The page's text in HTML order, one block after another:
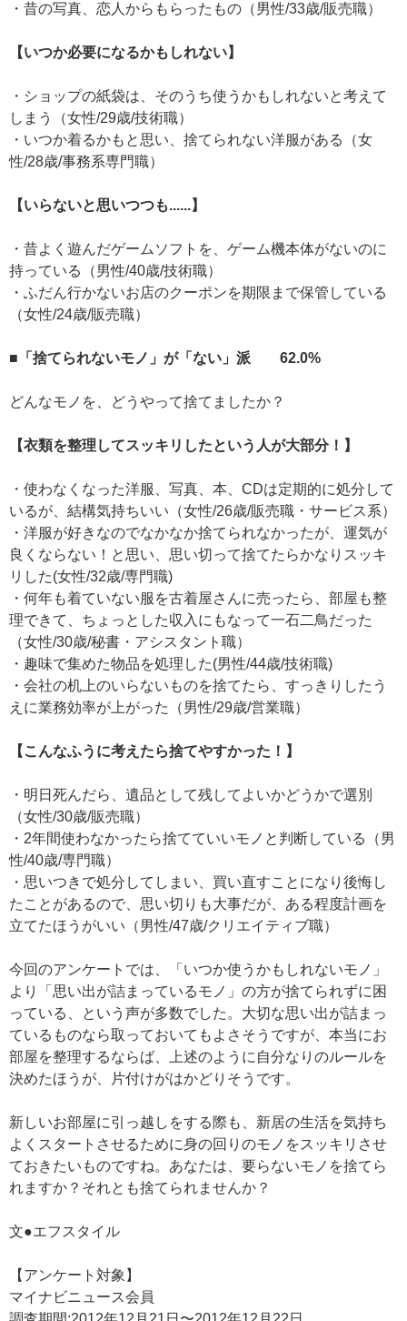
・昔の写真、恋人からもらったもの（男性/33歳/販売職）
【いつか必要になるかもしれない】
・ショップの紙袋は、そのうち使うかもしれないと考えて
しまう（女性/29歳/技術職）
・いつか着るかもと思い、捨てられない洋服がある（女
性/28歳/事務系専門職）
【いらないと思いつつも......】
・昔よく遊んだゲームソフトを、ゲーム機本体がないのに
持っている（男性/40歳/技術職）
・ふだん行かないお店のクーポンを期限まで保管している
（女性/24歳/販売職）
■「捨てられないモノ」が「ない」派 62.0%
どんなモノを、どうやって捨てましたか？
【衣類を整理してスッキリしたという人が大部分！】
・使わなくなった洋服、写真、本、CDは定期的に処分して
いるが、結構気持ちいい（女性/26歳/販売職・サービス系）
・洋服が好きなのでなかなか捨てられなかったが、運気が
良くならない！と思い、思い切って捨てたらかなりスッキ
リした(女性/32歳/専門職)
・何年も着ていない服を古着屋さんに売ったら、部屋も整
理できて、ちょっとした収入にもなって一石二鳥だった
（女性/30歳/秘書・アシスタント職）
・趣味で集めた物品を処理した(男性/44歳/技術職)
・会社の机上のいらないものを捨てたら、すっきりしたう
えに業務効率が上がった（男性/29歳/営業職）
【こんなふうに考えたら捨てやすかった！】
・明日死んだら、遺品として残してよいかどうかで選別
（女性/30歳/販売職）
・2年間使わなかったら捨てていいモノと判断している（男
性/40歳/専門職）
・思いつきで処分してしまい、買い直すことになり後悔し
たことがあるので、思い切りも大事だが、ある程度計画を
立てたほうがいい（男性/47歳/クリエイティブ職）
今回のアンケートでは、「いつか使うかもしれないモノ」
より「思い出が詰まっているモノ」の方が捨てられずに困
っている、という声が多数でした。大切な思い出が詰まっ
ているものなら取っておいてもよさそうですが、本当にお
部屋を整理するならば、上述のように自分なりのルールを
決めたほうが、片付けがはかどりそうです。
新しいお部屋に引っ越しをする際も、新居の生活を気持ち
よくスタートさせるために身の回りのモノをスッキリさせ
ておきたいものですね。あなたは、要らないモノを捨てら
れますか？それとも捨てられませんか？
文●エフスタイル
【アンケート対象】
マイナビニュース会員